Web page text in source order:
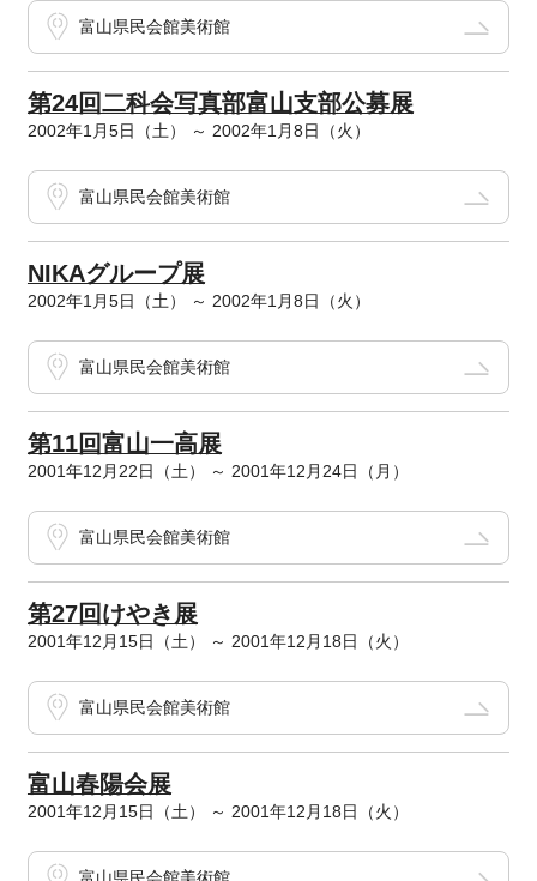
富山県民会館美術館
第24回二科会写真部富山支部公募展
2002年1月5日（土） ～ 2002年1月8日（火）
富山県民会館美術館
NIKAグループ展
2002年1月5日（土） ～ 2002年1月8日（火）
富山県民会館美術館
第11回富山一高展
2001年12月22日（土） ～ 2001年12月24日（月）
富山県民会館美術館
第27回けやき展
2001年12月15日（土） ～ 2001年12月18日（火）
富山県民会館美術館
富山春陽会展
2001年12月15日（土） ～ 2001年12月18日（火）